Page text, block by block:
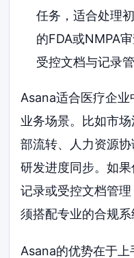
任务，适合处理
的FDA或NMPA
受控文档与记录管
Asana适合医疗企
业务场景。比如市
部流转、人力资源
研发进度同步。如
记录或受控文档管
须搭配专业的合规系
Asana的优势在于上